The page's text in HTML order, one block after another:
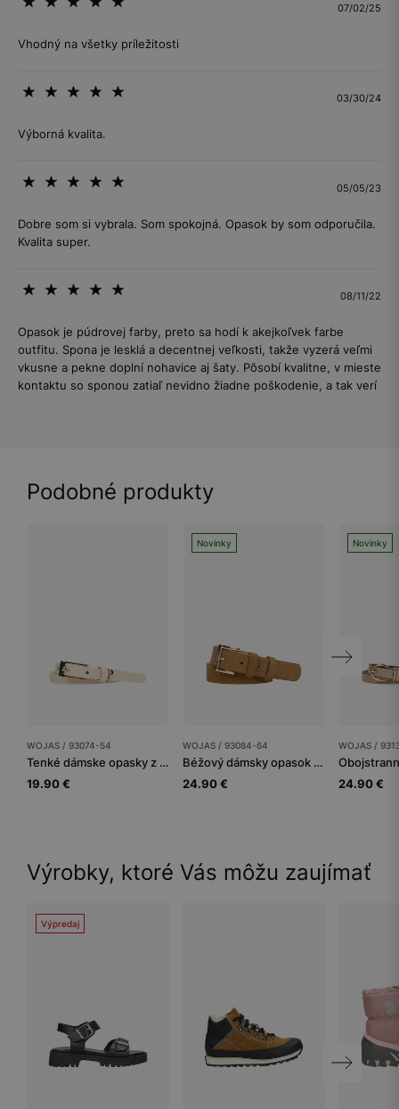
07/02/25
Vhodný na všetky príležitosti
03/30/24
Výborná kvalita.
05/05/23
Dobre som si vybrala. Som spokojná. Opasok by som odporučila.
Kvalita super.
08/11/22
Opasok je púdrovej farby, preto sa hodí k akejkoľvek farbe
outfitu. Spona je lesklá a decentnej veľkosti, takže vyzerá veľmi
vkusne a pekne doplní nohavice aj šaty. Pôsobí kvalitne, v mieste
kontaktu so sponou zatiaľ nevidno žiadne poškodenie, a tak verí
Podobné produkty
WOJAS / 93074-54
Tenké dámske opasky z kože sú ideálne k elegantným šatám
19.90 €
Novinky
WOJAS / 93084-64
Béžový dámsky opasok z velúrovej štiepenky
24.90 €
Novinky
WOJAS /
24.90 €
Výrobky, ktoré Vás môžu zaujímať
Výpredaj